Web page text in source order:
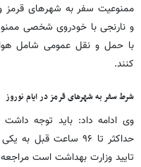
ممنوعیت سفر به شهرهای قرمز
و نارنجی با خودروی شخصی
با حمل و نقل عمومی شامل
کنند.
شرط سفر به شهرهای قرمز در ایام نوروز
وی ادامه داد: باید توجه
حداکثر تا ۹۶ ساعت
تایید وزارت بهداشت است